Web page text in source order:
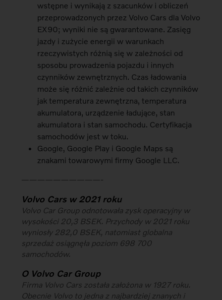
wstępne i wynikają z szacunków i obliczeń
przeprowadzonych przez Volvo Cars dla Volvo
EX90; wyniki nie są gwarantowane. Zasięg
jazdy i zużycie energii w warunkach
rzeczywistych różnią się w zależności od
sposobu prowadzenia pojazdu i innych
czynników zewnętrznych. Czas ładowania
może się różnić zależnie od takich czynników
jak temperatura zewnętrzna, temperatura
akumulatora, urządzenie ładujące, stan
akumulatora i stan samochodu. Certyfikacja
samochodów jest w toku.
Google, Google Play i Google Maps są
znakami towarowymi firmy Google LLC.
——————————-
Volvo Cars w 2021 roku
Volvo Car Group odnotowała zysk operacyjny w
wysokości 20,3 BSEK. Przychody w 2021 roku
wyniosły 282,0 BSEK, natomiast globalna
sprzedaż osiągnęła poziom 698 700
samochodów.
O Volvo Car Group
Firma Volvo Cars została założona w 1927 roku.
Obecnie Volvo to jedna z najbardziej znanych i